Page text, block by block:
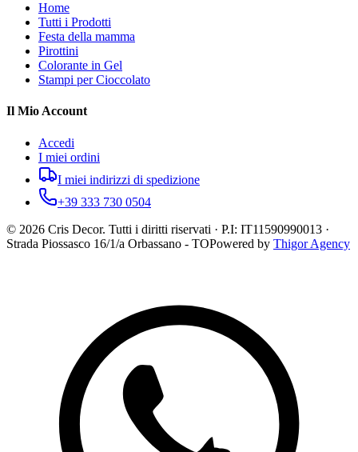
Home
Tutti i Prodotti
Festa della mamma
Pirottini
Colorante in Gel
Stampi per Cioccolato
Il Mio Account
Accedi
I miei ordini
I miei indirizzi di spedizione
+39 333 730 0504
© 2026 Cris Decor. Tutti i diritti riservati · P.I: IT11590990013 ·
Strada Piossasco 16/1/a Orbassano - TOPowered by Thigor Agency